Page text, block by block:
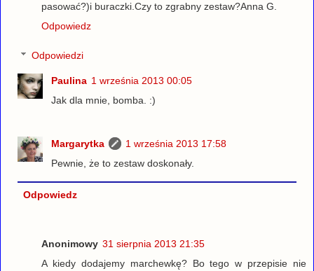
pasować?)i buraczki.Czy to zgrabny zestaw?Anna G.
Odpowiedz
Odpowiedzi
Paulina 1 września 2013 00:05
Jak dla mnie, bomba. :)
Margarytka
1 września 2013 17:58
Pewnie, że to zestaw doskonały.
Odpowiedz
Anonimowy 31 sierpnia 2013 21:35
A kiedy dodajemy marchewkę? Bo tego w przepisie nie